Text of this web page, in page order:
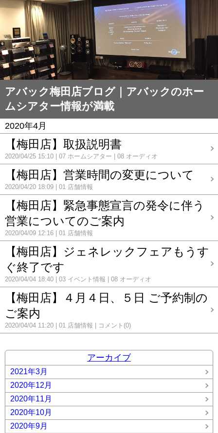
アバック梅田店ブログ｜アバックのホー
ムシアター情報が満載
2020年4月
【梅田店】取扱説明書
2020/04/25 15:10 07 ホームシアター 08 オーディオ
【梅田店】営業時間の変更について
2020/04/20 18:09 01 店舗情報
【梅田店】緊急事態宣言の発令に伴う
営業についてのご案内
2020/04/09 12:16 01 店舗情報
【梅田店】ジェネレックフェアもうす
ぐ終了です
2020/04/04 18:40 03 イベント情報 08 オーディオ
【梅田店】４月４日、５日 ご予約制の
ご案内
2020/04/04 11:20 01 店舗情報 コメント(0)
アーカイブ
2021年3月
2020年12月
2020年11月
2020年10月
2020年9月